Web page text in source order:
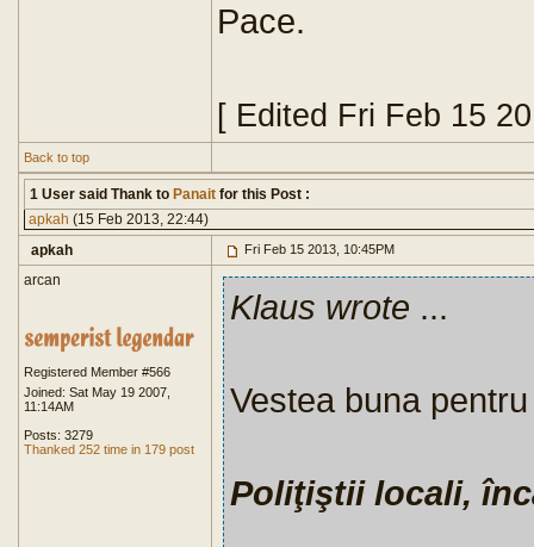
Pace.
[ Edited Fri Feb 15
Back to top
1 User said Thank to Panait for this Post :
apkah (15 Feb 2013, 22:44)
apkah
Fri Feb 15 2013, 10:45PM
arcan
Registered Member #566
Joined: Sat May 19 2007,
11:14AM
Posts: 3279
Thanked 252 time in 179 post
Klaus wrote ...
Vestea buna
Poliţiştii locali,